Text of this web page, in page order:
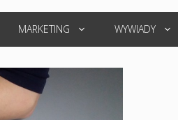
MARKETING WYWIADY